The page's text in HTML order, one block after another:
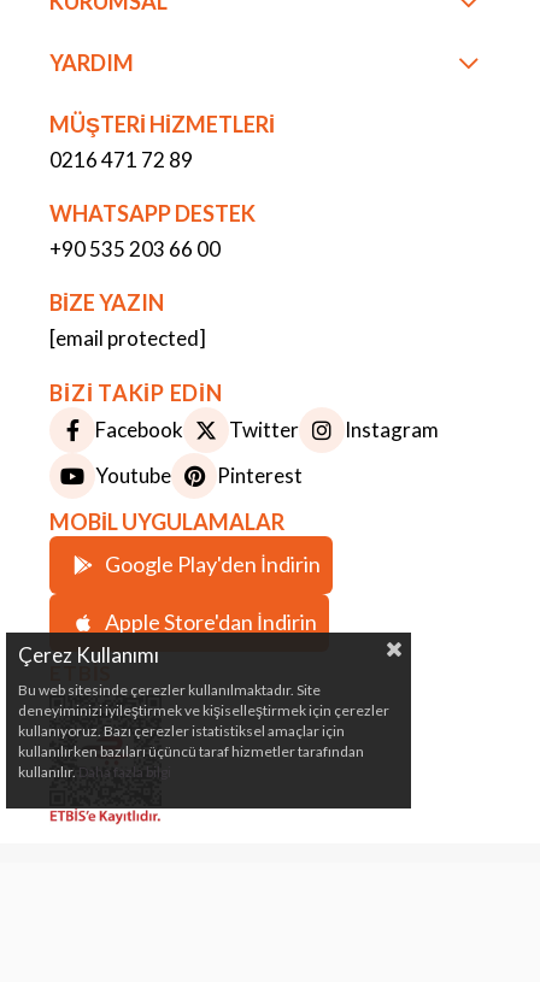
YARDIM
MÜŞTERİ HİZMETLERİ
0216 471 72 89
WHATSAPP DESTEK
+90 535 203 66 00
BİZE YAZIN
[email protected]
BİZİ TAKİP EDİN
Facebook Twitter
Instagram
Youtube
Pinterest
MOBİL UYGULAMALAR
Google Play'den İndirin
Apple Store'dan İndirin
Çerez Kullanımı
Bu web sitesinde çerezler kullanılmaktadır. Site
deneyiminizi iyileştirmek ve kişiselleştirmek için çerezler
kullanıyoruz. Bazı çerezler istatistiksel amaçlar için
kullanılırken bazıları üçüncü taraf hizmetler tarafından
kullanılır. Daha fazla bilgi